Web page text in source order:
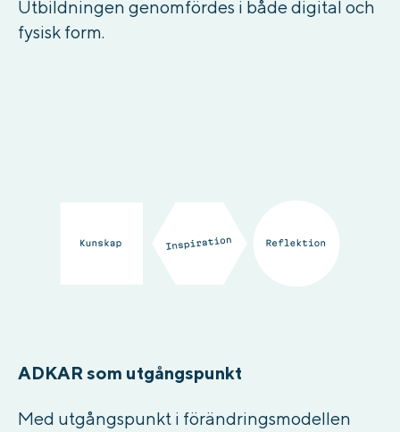
Utbildningen genomfördes i både digital och
fysisk form.
ADKAR som utgångspunkt
Med utgångspunkt i förändringsmodellen